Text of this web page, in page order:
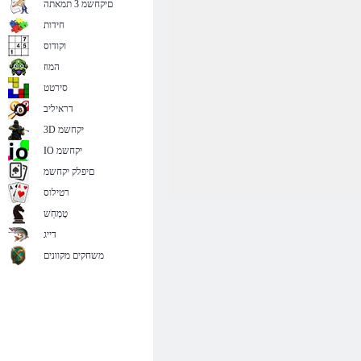
םיקחשמ 3 תמאתה
חידות
וקודוס
המוז
סירטט
דראיליב
3D יקחשמ
IO יקחשמ
םיפלק יקחשמ
רטילוס
טָמְחַׁש
דייג
משחקים מקוונים